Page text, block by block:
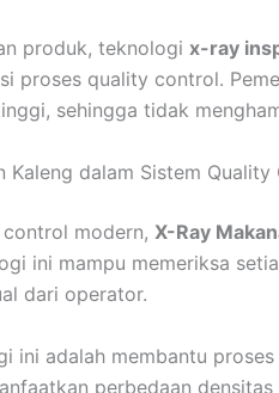
produk, teknologi x-ray
proses quality control.
sehingga tidak
Kaleng dalam Sistem
modern, X-Ray
ini mampu memeriksa
dari operator.
ini adalah membantu proses
perbedaan